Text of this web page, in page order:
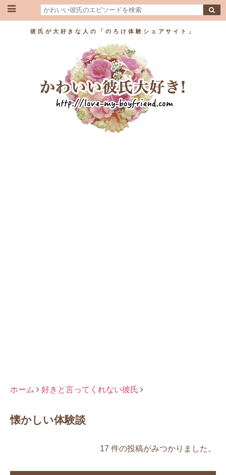
彼氏が大好きな人の「のろけ体験シェアサイト」
ホーム 好きと言ってくれない彼氏
懐かしい体験談
17 件の投稿がみつかりました。